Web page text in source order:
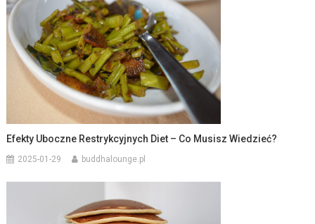
Efekty Uboczne Restrykcyjnych Diet – Co Musisz Wiedzieć?
2025-01-29 buddhalounge.pl